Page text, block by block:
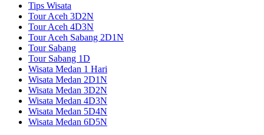
Tips Wisata
Tour Aceh 3D2N
Tour Aceh 4D3N
Tour Aceh Sabang 2D1N
Tour Sabang
Tour Sabang 1D
Wisata Medan 1 Hari
Wisata Medan 2D1N
Wisata Medan 3D2N
Wisata Medan 4D3N
Wisata Medan 5D4N
Wisata Medan 6D5N